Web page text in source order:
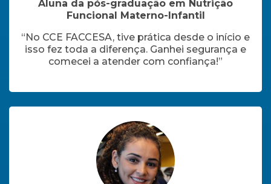
Aluna da pós-graduação em Nutrição
Funcional Materno-Infantil
“No CCE FACCESA, tive prática desde o início e
isso fez toda a diferença. Ganhei segurança e
comecei a atender com confiança!”